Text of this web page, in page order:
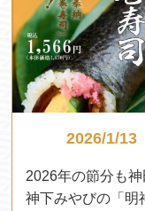
2026/1/13
2026年の節分も神
神下みやびの「明